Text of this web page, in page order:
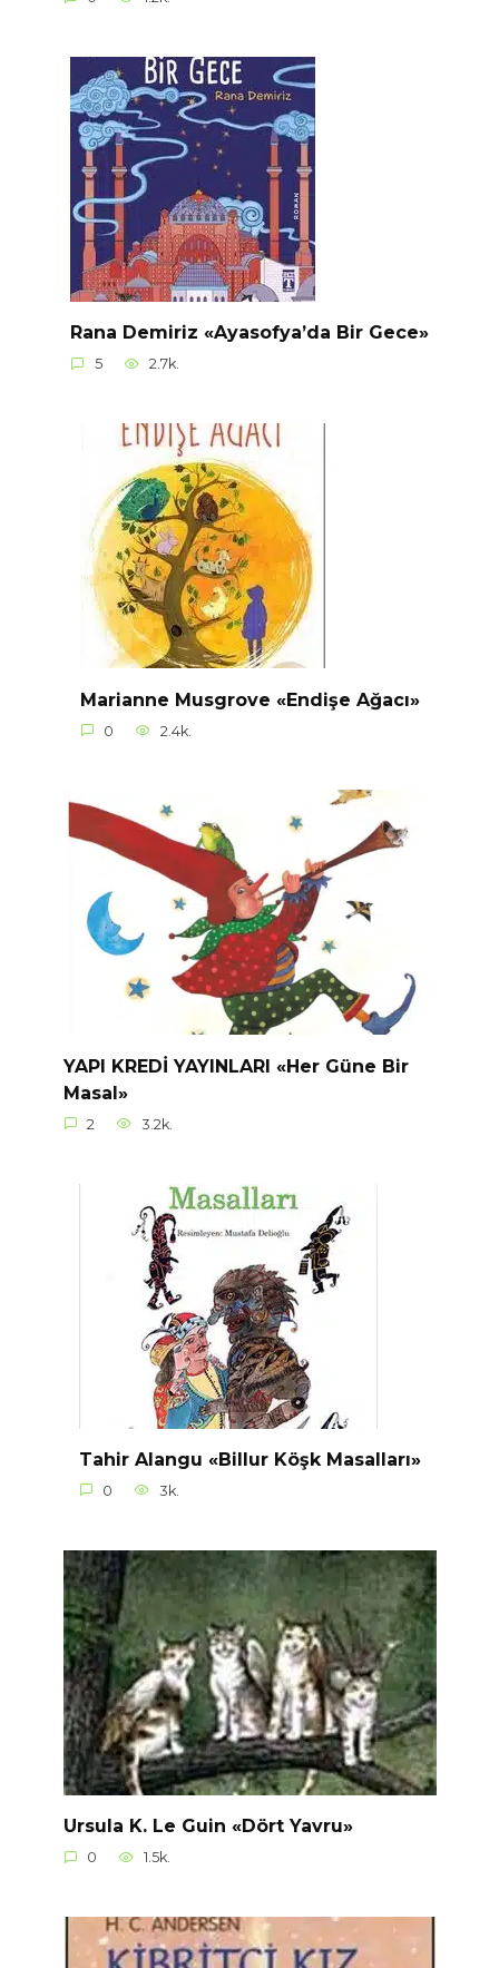
Rana Demiriz «Ayasofya’da Bir Gece»
5 2.7k.
Marianne Musgrove «Endişe Ağacı»
0 2.4k.
YAPI KREDİ YAYINLARI «Her Güne Bir
Masal»
2 3.2k.
Tahir Alangu «Billur Köşk Masalları»
0 3k.
Ursula K. Le Guin «Dört Yavru»
0 1.5k.